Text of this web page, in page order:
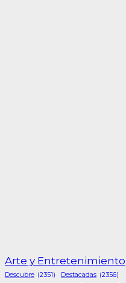
Arte y Entretenimiento
Descubre (2351) Destacadas (2356)